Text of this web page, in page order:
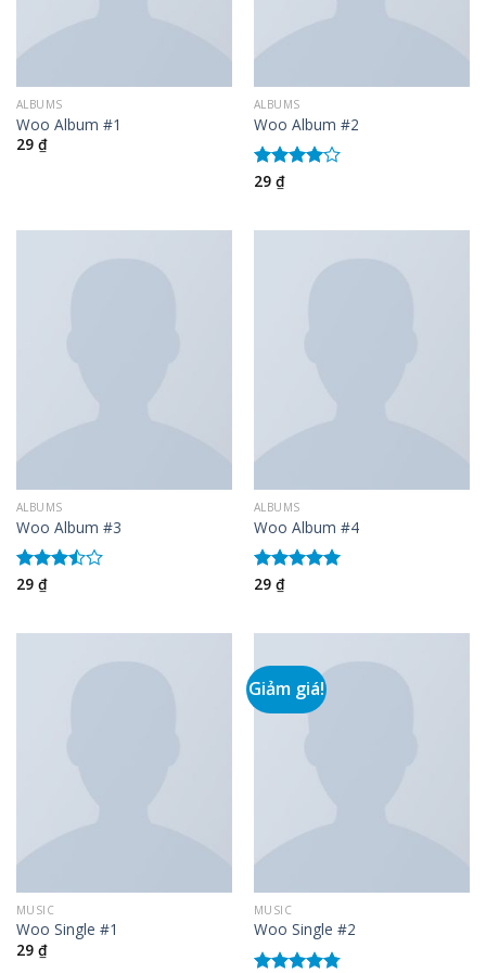
ALBUMS
Woo Album #1
29 ₫
ALBUMS
Woo Album #2
Được
sao
29 ₫
ALBUMS
Woo Album #3
Được
3.505
29 ₫
ALBUMS
Woo Album #4
Được xếp
29 ₫
MUSIC
Woo Single #1
29 ₫
Giảm giá!
MUSIC
Woo Single #2